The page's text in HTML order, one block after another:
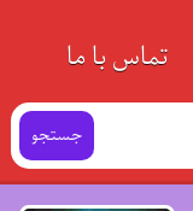
تماس با ما
جستجو